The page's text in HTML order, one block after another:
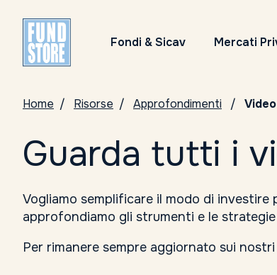
Fondi & Sicav Mercati
Home Risorse Approfondimenti
Guarda tutti i
Vogliamo semplificare il modo di
approfondiamo gli strumenti e le
Per rimanere sempre aggiornato sui